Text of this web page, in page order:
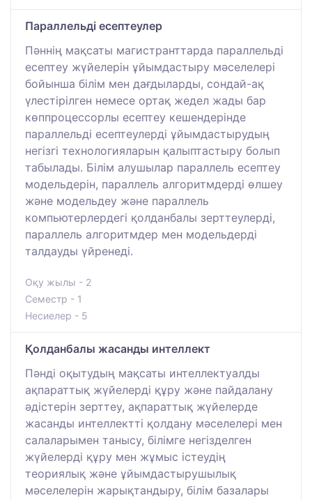
Параллельді есептеулер
Пәннің мақсаты магистранттарда параллельді
есептеу жүйелерін ұйымдастыру мәселелері
бойынша білім мен дағдыларды, сондай-ақ
үлестірілген немесе ортақ жедел жады бар
көппроцессорлы есептеу кешендерінде
параллельді есептеулерді ұйымдастырудың
негізгі технологияларын қалыптастыру болып
табылады. Білім алушылар параллель есептеу
модельдерін, параллель алгоритмдерді өлшеу
және модельдеу және параллель
компьютерлердегі қолданбалы зерттеулерді,
параллель алгоритмдер мен модельдерді
талдауды үйренеді.
Оқу жылы - 2
Семестр - 1
Несиелер - 5
Қолданбалы жасанды интеллект
Пәнді оқытудың мақсаты интеллектуалды
ақпараттық жүйелерді құру және пайдалану
әдістерін зерттеу, ақпараттық жүйелерде
жасанды интеллектті қолдану мәселелері мен
салаларымен танысу, білімге негізделген
жүйелерді құру мен жұмыс істеудің
теориялық және ұйымдастырушылық
мәселелерін жарықтандыру, білім базалары